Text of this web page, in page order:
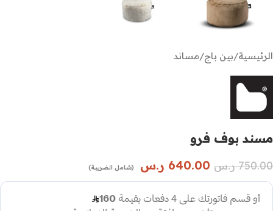
الرئيسية/بين باج/مساند
مسند بوف فرو
750.00 ر.س 640.00 ر.س (شامل الضريبة)